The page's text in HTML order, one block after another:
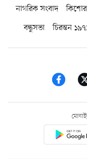
নাগরিক সংবাদ
বন্ধুসভা
চিরন্তন